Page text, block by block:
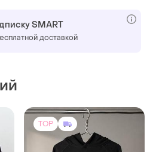
SMART
доставкой
TOP